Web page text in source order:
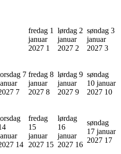
fredag 1
januar
2027 1
lørdag 2
januar
2027 2
søndag 3
januar
2027 3
7
7
fredag 8
januar
2027 8
lørdag 9
januar
2027 9
søndag
10 januar
2027 10
14
fredag
15
januar
2027 15
lørdag
16
januar
2027 16
søndag
17 januar
2027 17